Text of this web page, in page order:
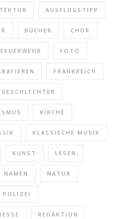
AUSFLUGSTIPP
BÜCHER CHOR
FEUERWEHR FOTO
FRANKREICH
GESCHLECHTER
KIRCHE
KLASSISCHE MUSIK
KUNST LESEN
NAMEN NATUR
POLIZEI
REDAKTION